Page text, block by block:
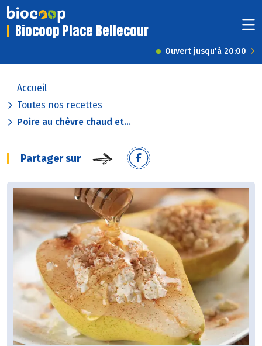
Biocoop Place Bellecour
Ouvert jusqu'à 20:00
Accueil
Toutes nos recettes
Poire au chèvre chaud et...
Partager sur